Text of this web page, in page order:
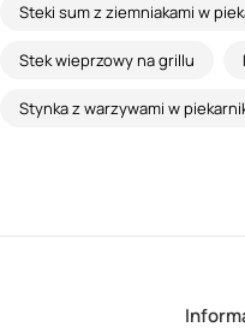
Steki sum z ziemniakami w
Stek wieprzowy na grillu
Stynka z warzywami w